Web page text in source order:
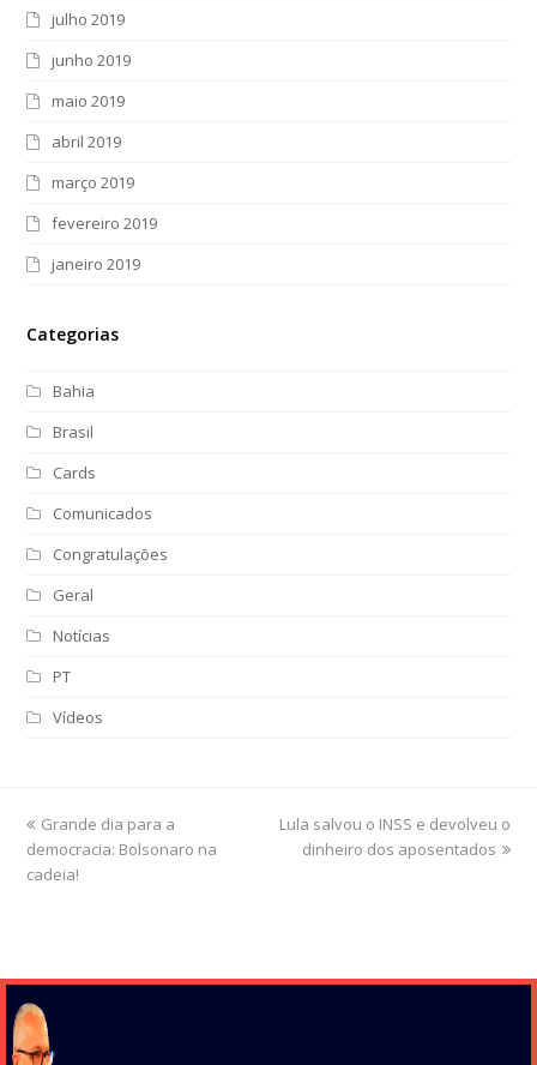
julho 2019
junho 2019
maio 2019
abril 2019
março 2019
fevereiro 2019
janeiro 2019
Categorias
Bahia
Brasil
Cards
Comunicados
Congratulações
Geral
Notícias
PT
Vídeos
previous
post:
Grande dia para a
democracia: Bolsonaro na
cadeia!
next
post:
Lula salvou o INSS e devolveu o
dinheiro dos aposentados